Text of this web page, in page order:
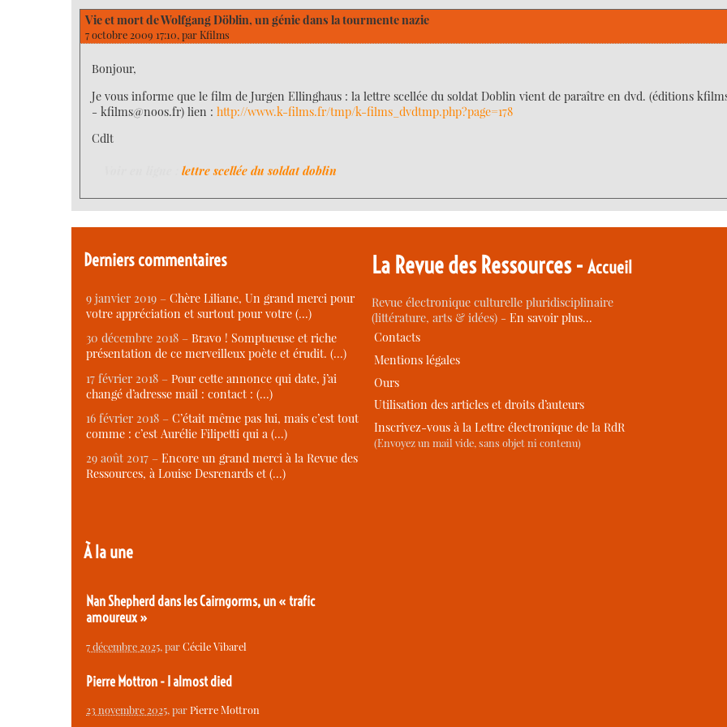
Vie et mort de Wolfgang Döblin, un génie dans la tourmente nazie
7 octobre 2009 17:10, parKfilms
Bonjour,
Je vous informe que le film de Jurgen Ellinghaus : la lettre scellée du soldat Doblin vient de paraître en dvd. (éditions
- kfilms@noos.fr) lien :http://www.k-films.fr/tmp/k-films_dvdtmp.php?page=178
Cdlt
lettre scellée du soldat doblin
Derniers commentaires
9 janvier 2019 – Chère Liliane, Un grand merci pour
votre appréciation et surtout pour votre (…)
30 décembre 2018 – Bravo ! Somptueuse et riche
présentation de ce merveilleux poète et érudit. (…)
17 février 2018 – Pour cette annonce qui date, j’ai
changé d’adresse mail : contact : (…)
16 février 2018 – C’était même pas lui, mais c’est tout
comme : c’est Aurélie Filipetti qui a (…)
29 août 2017 – Encore un grand merci à la Revue des
Ressources, à Louise Desrenards et (…)
À la une
Nan Shepherd dans les Cairngorms, un « trafic
amoureux »
7 décembre 2025, parCécile Vibarel
Pierre Mottron - I almost died
23 novembre 2025, parPierre Mottron
La Revue des Ressources -Accueil
Revue électronique culturelle pluridisciplinaire
(littérature, arts & idées) -En savoir plus…
Contacts
Mentions légales
Ours
Utilisation des articles et droits d’auteurs
Inscrivez-vous à la Lettre électronique de la RdR
(Envoyez un mail vide, sans objet ni contenu)